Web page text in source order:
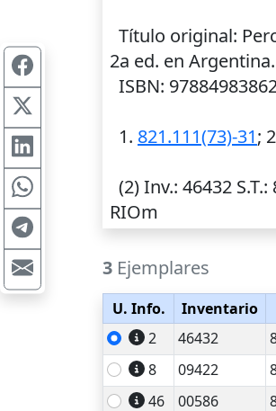
Título original:
2a ed. en Argentina.
ISBN:
1. 821.111(73)-31;
(2)Inv.: 46432 S.T.:
RIOm
3 Ejemplares
U. Info. Inventario
2
46432
8
09422
46
00586